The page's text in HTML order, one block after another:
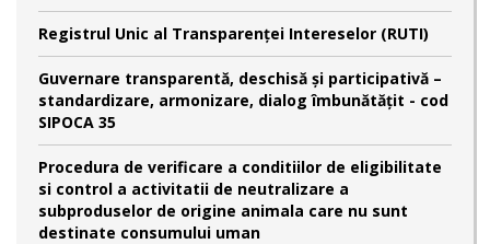
Registrul Unic al Transparenței Intereselor (RUTI)
Guvernare transparentă, deschisă și participativă –
standardizare, armonizare, dialog îmbunătățit - cod
SIPOCA 35
Procedura de verificare a conditiilor de eligibilitate
si control a activitatii de neutralizare a
subproduselor de origine animala care nu sunt
destinate consumului uman